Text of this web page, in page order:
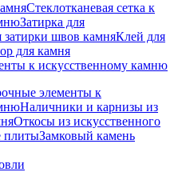
Стеклотканевая сетка к
Затирка для
затирки швов камняКлей для
для камня
к искусственному камню
элементы к
Наличники и карнизы из
Откосы из искусственного
плитыЗамковый камень